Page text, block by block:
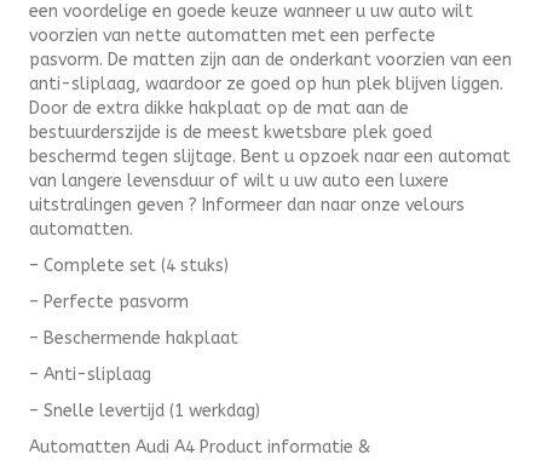
een voordelige en goede keuze wanneer u uw auto wilt
voorzien van nette automatten met een perfecte
pasvorm. De matten zijn aan de onderkant voorzien van een
anti-sliplaag, waardoor ze goed op hun plek blijven liggen.
Door de extra dikke hakplaat op de mat aan de
bestuurderszijde is de meest kwetsbare plek goed
beschermd tegen slijtage. Bent u opzoek naar een automat
van langere levensduur of wilt u uw auto een luxere
uitstralingen geven ? Informeer dan naar onze velours
automatten.
– Complete set (4 stuks)
– Perfecte pasvorm
– Beschermende hakplaat
– Anti-sliplaag
– Snelle levertijd (1 werkdag)
Automatten Audi A4 Product informatie &